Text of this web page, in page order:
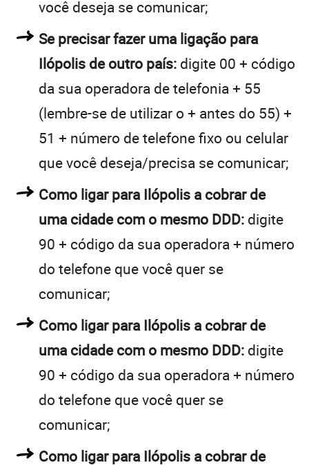
você deseja se comunicar;
Se precisar fazer uma ligação para
Ilópolis de outro país: digite 00 + código
da sua operadora de telefonia + 55
(lembre-se de utilizar o + antes do 55) +
51 + número de telefone fixo ou celular
que você deseja/precisa se comunicar;
Como ligar para Ilópolis a cobrar de
uma cidade com o mesmo DDD: digite
90 + código da sua operadora + número
do telefone que você quer se
comunicar;
Como ligar para Ilópolis a cobrar de
uma cidade com o mesmo DDD: digite
90 + código da sua operadora + número
do telefone que você quer se
comunicar;
Como ligar para Ilópolis a cobrar de